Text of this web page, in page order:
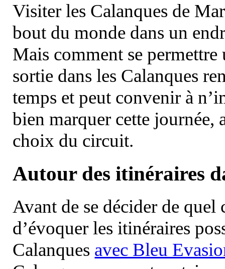
Visiter les Calanques de
bout du monde dans un
Mais comment se permettre
sortie dans les Calanques
temps et peut convenir à
bien marquer cette journée,
choix du circuit.
Autour des itinéraires
Avant de se décider de
d’évoquer les itinéraires
Calanques avec Bleu